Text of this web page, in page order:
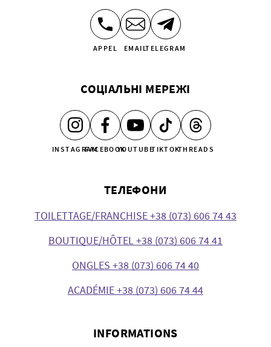
APPEL EMAILTELEGRAM
СОЦІАЛЬНІ МЕРЕЖІ
INSTAGRAMFACEBOOKYOUTUBETIKTOKTHREADS
ТЕЛЕФОНИ
TOILETTAGE/FRANCHISE +38 (073) 606 74 43
BOUTIQUE/HÔTEL +38 (073) 606 74 41
ONGLES +38 (073) 606 74 40
ACADÉMIE +38 (073) 606 74 44
INFORMATIONS